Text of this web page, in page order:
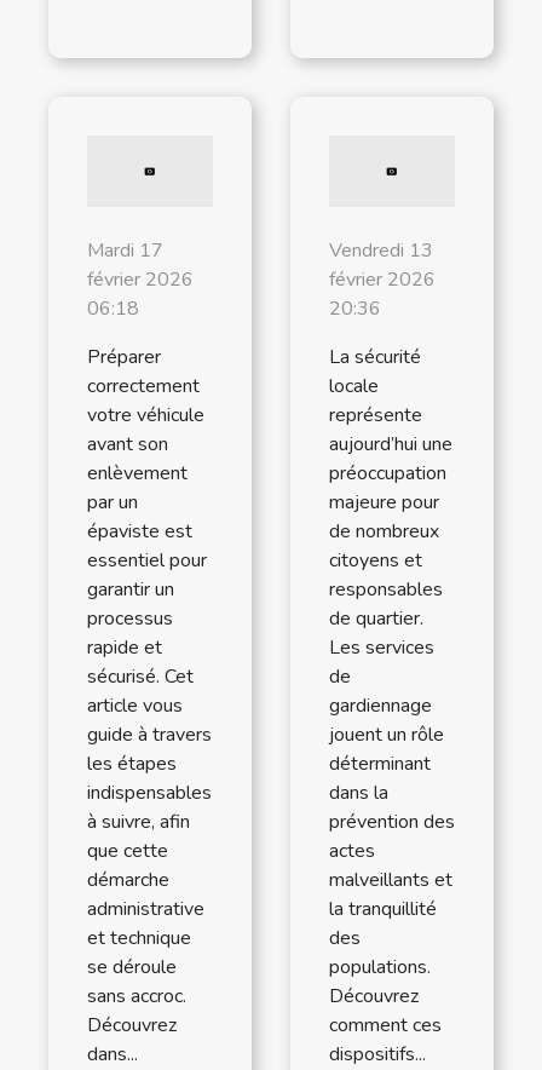
Mardi 17
février 2026
06:18
Préparer
correctement
votre véhicule
avant son
enlèvement
par un
épaviste est
essentiel pour
garantir un
processus
rapide et
sécurisé. Cet
article vous
guide à travers
les étapes
indispensables
à suivre, afin
que cette
démarche
administrative
et technique
se déroule
sans accroc.
Découvrez
dans...
Vendredi 13
février 2026
20:36
La sécurité
locale
représente
aujourd’hui une
préoccupation
majeure pour
de nombreux
citoyens et
responsables
de quartier.
Les services
de
gardiennage
jouent un rôle
déterminant
dans la
prévention des
actes
malveillants et
la tranquillité
des
populations.
Découvrez
comment ces
dispositifs...